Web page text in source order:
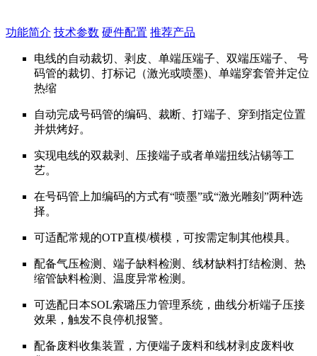
功能简介 技术参数 硬件配置 推荐产品
电线的自动裁切、剥皮、单端压端子、双端压端子、 号
码管的裁切、打标记（激光或喷墨)、单端穿套管并定位
热缩
自动完成号码管的编码、裁断、打端子、穿到指定位置
并烘烤好。
实现电线的双裁剥、压接端子或者单端扭线沾锡等工
艺。
在号码管上加编码的方式有“喷墨”或“激光雕刻”两种选
择。
可适配常规的OTP直模/横模，可按需定制其他模具。
配备气压检测、端子缺料检测、线材缺料打结检测、热
缩管缺料检测、温度异常检测。
可选配日本SOL索璐压力管理系统，曲线分析端子压接
效果，触发不良停机报警。
配备废料收集装置，方便端子废料和线材剥皮废料收